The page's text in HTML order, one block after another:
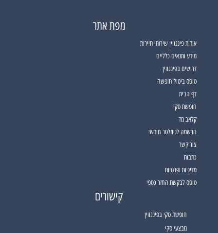
מפת אתר
אודות פינגווין שירותי תיירות
מידע ותנאים כלליים
דרושים בפינגווין
טופס ביטול חופשה
דף הבית
חופשת סקי
קלאב מד
הרשמה לניוזלטר חודשי
צור קשר
כתבות
מדיניות ופרטיות
טופס לבקשת החזר כספי
קישורים
חופשת סקי בפינגווין
מבצעי סקי